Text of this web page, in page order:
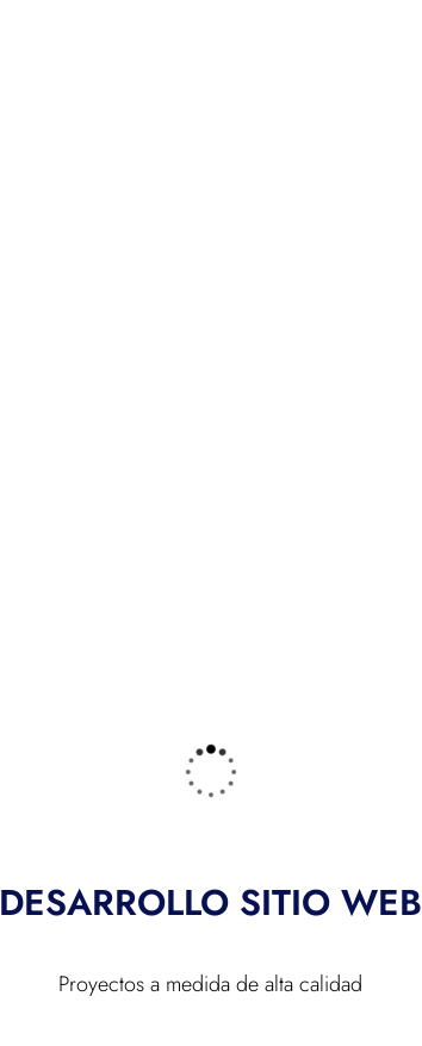
DESARROLLO SITIO WEB
Proyectos a medida de alta calidad